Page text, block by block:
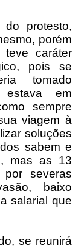
protesto,
porém
caráter
pois se
tomado
estava em
sempre
viagem à
soluções
sabem e
mas as 13
por severas
baixo
salarial que
se reunirá